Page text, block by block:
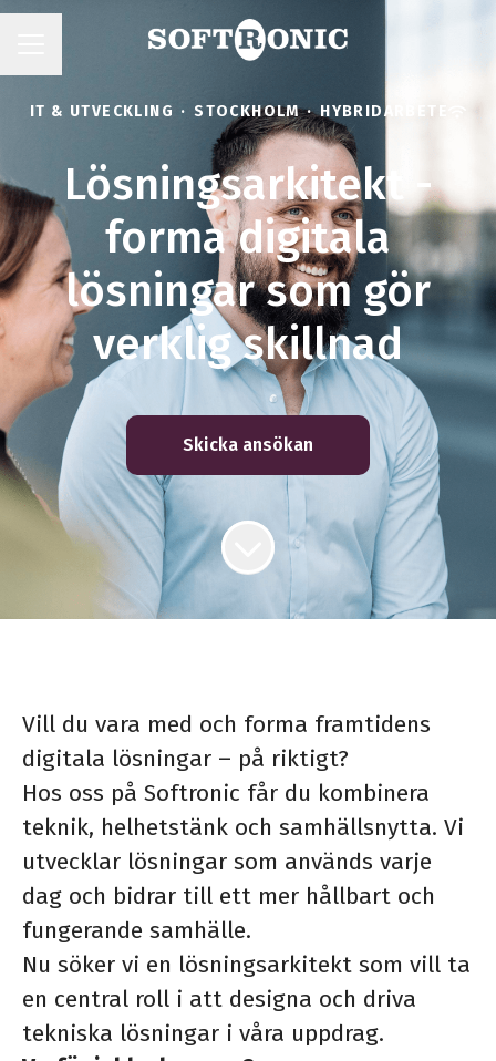
IT & UTVECKLING · STOCKHOLM · HYBRIDARBETE
Lösningsarkitekt -
forma digitala
lösningar som gör
verklig skillnad
Skicka ansökan
Vill du vara med och forma framtidens
digitala lösningar – på riktigt?
Hos oss på Softronic får du kombinera
teknik, helhetstänk och samhällsnytta. Vi
utvecklar lösningar som används varje
dag och bidrar till ett mer hållbart och
fungerande samhälle.
Nu söker vi en lösningsarkitekt som vill ta
en central roll i att designa och driva
tekniska lösningar i våra uppdrag.